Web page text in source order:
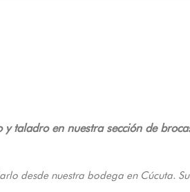
taladro en nuestra sección de
desde nuestra bodega en Cúcuta.